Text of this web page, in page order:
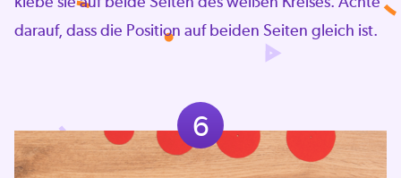
darauf, dass die Position auf beiden Seiten gleich ist.
6